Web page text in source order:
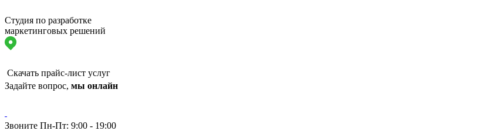
Студия по разработке
маркетинговых решений
Скачать прайс-лист услуг
Задайте вопрос, мы онлайн
Звоните Пн-Пт: 9:00 - 19:00